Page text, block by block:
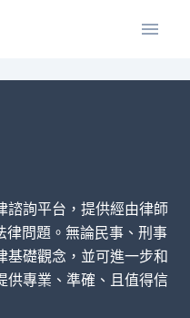
詢平台，提供經由律師
律問題。無論民事、刑事
基礎觀念，並可進一步和
供專業、準確、且值得信